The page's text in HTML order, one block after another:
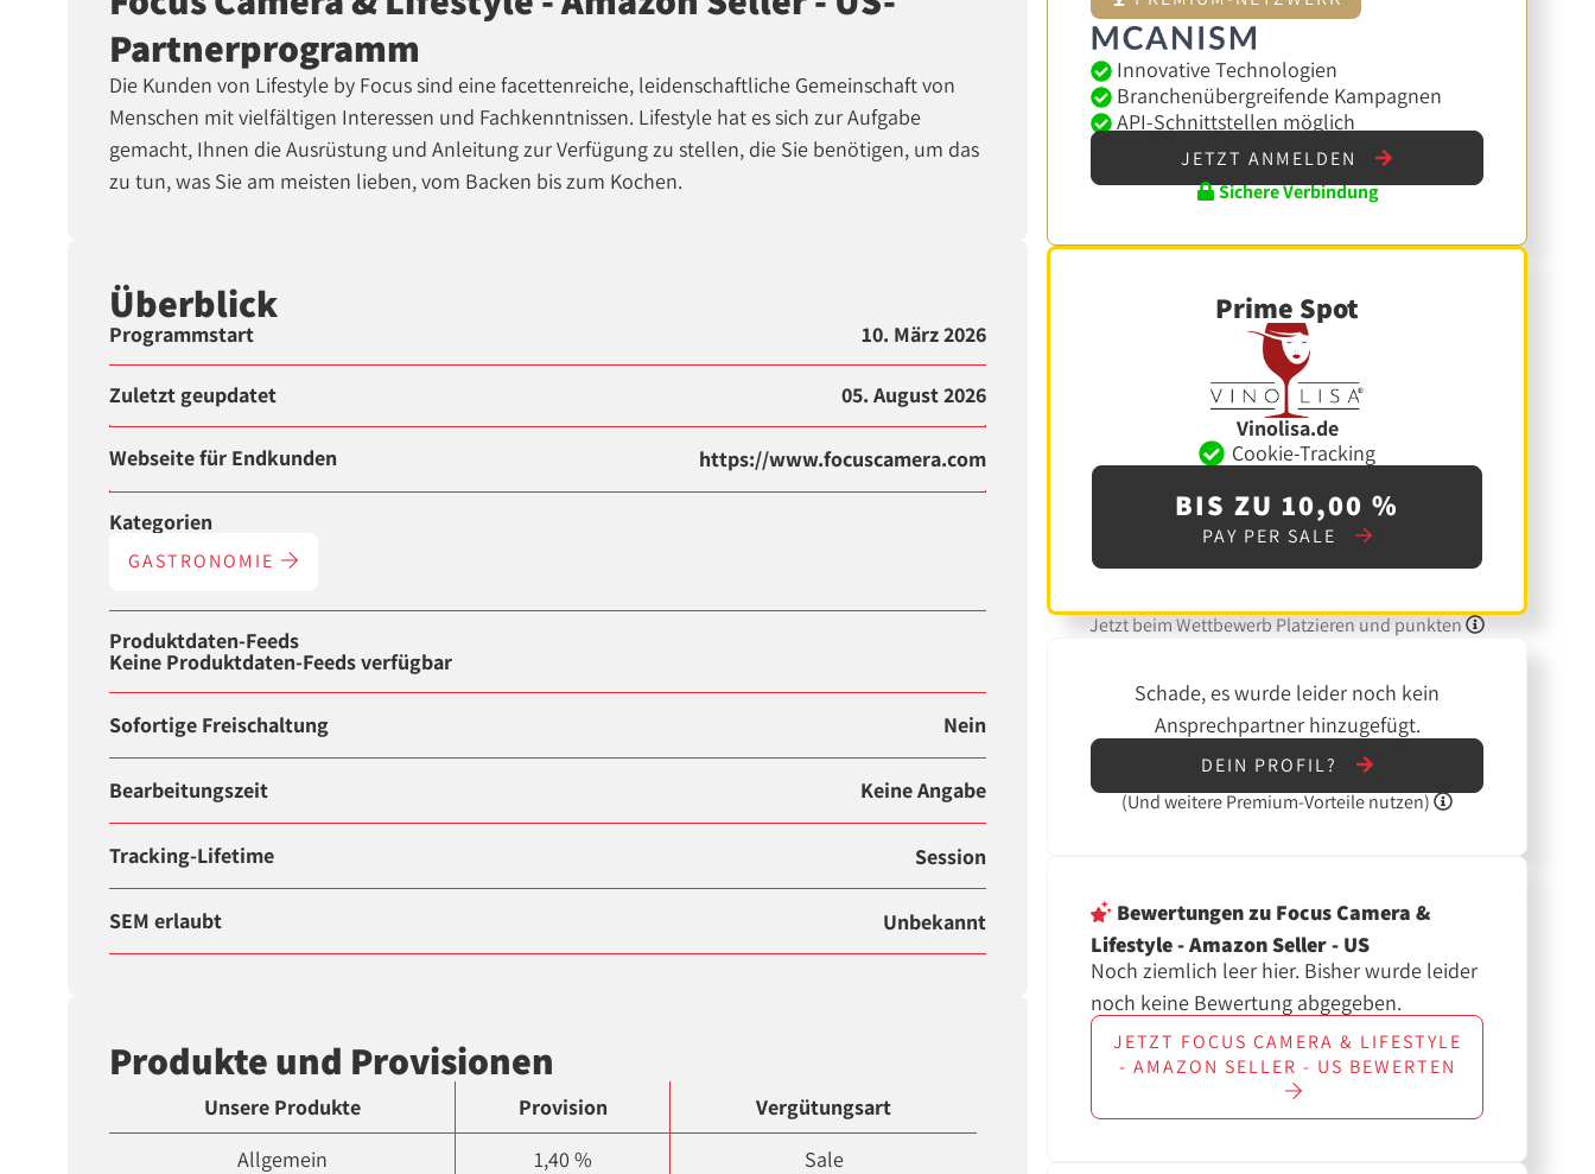
Partnerprogramm
Die Kunden von Lifestyle by Focus sind eine facettenreiche, leidenschaftliche Gemeinschaft von
Menschen mit vielfältigen Interessen und Fachkenntnissen. Lifestyle hat es sich zur Aufgabe
gemacht, Ihnen die Ausrüstung und Anleitung zur Verfügung zu stellen, die Sie benötigen, um das
zu tun, was Sie am meisten lieben, vom Backen bis zum Kochen.
Überblick
Programmstart 10. März 2026
Zuletzt geupdatet 05. August 2026
Webseite für Endkunden https://www.focuscamera.com
Kategorien
GASTRONOMIE
Produktdaten-Feeds
Keine Produktdaten-Feeds verfügbar
Sofortige Freischaltung Nein
Bearbeitungszeit Keine Angabe
Tracking-Lifetime Session
SEM erlaubt Unbekannt
Produkte und Provisionen
Unsere Produkte Provision
Vergütungsart
Allgemein
1,40 % Sale
Innovative Technologien
Branchenübergreifende Kampagnen
API-Schnittstellen möglich
JETZT ANMELDEN
Sichere Verbindung
Prime Spot
Vinolisa.de
Cookie-Tracking
BIS ZU 10,00 %
PAY PER SALE
Jetzt beim Wettbewerb Platzieren und punkten
Schade, es wurde leider noch kein
Ansprechpartner hinzugefügt.
DEIN PROFIL?
(UndweiterePremium-Vorteile nutzen)
Bewertungenzu Focus Camera &
Lifestyle - Amazon Seller - US
Noch ziemlich leer hier. Bisher wurde leider
noch keine Bewertung abgegeben.
JETZT FOCUS CAMERA & LIFESTYLE
- AMAZON SELLER - US BEWERTEN